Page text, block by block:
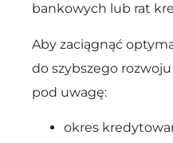
bankowych lub rat
Aby zaciągnąć
do szybszego
pod uwagę:
okres